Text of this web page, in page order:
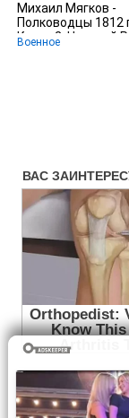
Михаил Мягков -
Полководцы 1812
Книга 2. Николай
Военное